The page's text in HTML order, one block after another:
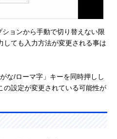
ョンから手動で切り替えない限
しても入力方法が変更される事は
な/ローマ字」キーを同時押しし
の設定が変更されている可能性が